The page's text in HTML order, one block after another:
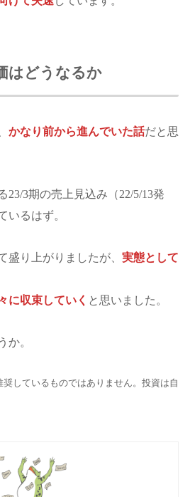
はどうなるか
かなり前から進んでいた話だと思
23/3期の売上見込み（22/5/13発
いるはず。
盛り上がりましたが、 実態として
に収束していく と思いました。
か。
しているものではありません。投資は自